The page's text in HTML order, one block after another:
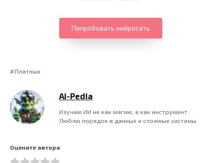
Попробовать нейросеть
Платные
Ai-Pedia
Изучаю ИИ не как магию, а как инструмент.
Люблю порядок в данных и сложные системы.
Оцените автора